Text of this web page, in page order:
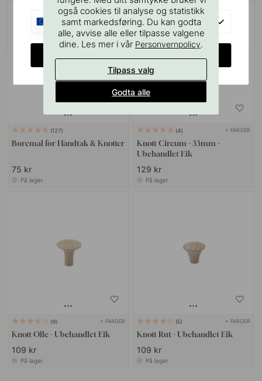
127
Boremal for Håndtak & Knotter
75 kr
På lager
4 + FARGER
Knott Circum - 33mm -
Ubehandlet Eik
129 kr
På lager
9 + FARGER
Knott Olle - Ubehandlet Eik
109 kr
På lager
5 + FARGER
Knott Rut - Ubehandlet Eik
109 kr
På lager
også cookies til analyse og statistikk
samt markedsføring. Du kan godta
alle, avvise alle eller tilpasse valgene
dine. Les mer i vår Personvernpolicy.
Tilpass valg
Godta alle
EU